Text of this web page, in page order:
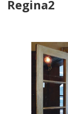
Regina2